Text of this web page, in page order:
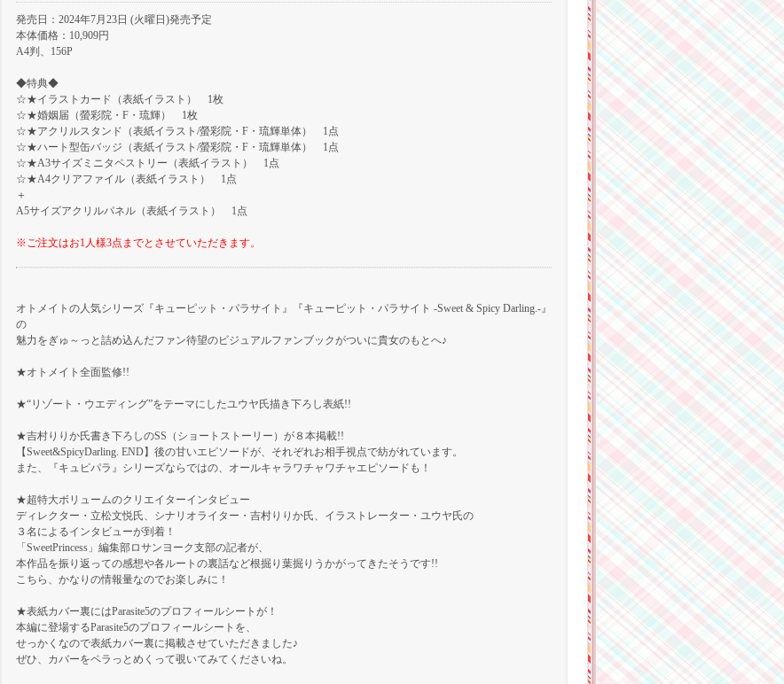
発売日：2024年7月23日 (火曜日)発売予定
本体価格：10,909円
A4判、156P
◆特典◆
☆★イラストカード（表紙イラスト） 1枚
☆★婚姻届（螢彩院・F・琉輝） 1枚
☆★アクリルスタンド（表紙イラスト/螢彩院・F・琉輝単体） 1点
☆★ハート型缶バッジ（表紙イラスト/螢彩院・F・琉輝単体） 1点
☆★A3サイズミニタペストリー（表紙イラスト） 1点
☆★A4クリアファイル（表紙イラスト） 1点
＋
A5サイズアクリルパネル（表紙イラスト） 1点
※ご注文はお1人様3点までとさせていただきます。
オトメイトの人気シリーズ『キューピット・パラサイト』『キューピット・パラサイト -Sweet & Spicy Darling.-』
の
魅力をぎゅ～っと詰め込んだファン待望のビジュアルファンブックがついに貴女のもとへ♪
★オトメイト全面監修!!
★“リゾート・ウエディング”をテーマにしたユウヤ氏描き下ろし表紙!!
★吉村りりか氏書き下ろしのSS（ショートストーリー）が８本掲載!!
【Sweet&SpicyDarling. END】後の甘いエピソードが、それぞれお相手視点で紡がれています。
また、『キュピパラ』シリーズならではの、オールキャラワチャワチャエピソードも！
★超特大ボリュームのクリエイターインタビュー
ディレクター・立松文悦氏、シナリオライター・吉村りりか氏、イラストレーター・ユウヤ氏の
３名によるインタビューが到着！
「SweetPrincess」編集部ロサンヨーク支部の記者が、
本作品を振り返っての感想や各ルートの裏話など根掘り葉掘りうかがってきたそうです!!
こちら、かなりの情報量なのでお楽しみに！
★表紙カバー裏にはParasite5のプロフィールシートが！
本編に登場するParasite5のプロフィールシートを、
せっかくなので表紙カバー裏に掲載させていただきました♪
ぜひ、カバーをペラっとめくって覗いてみてくださいね。